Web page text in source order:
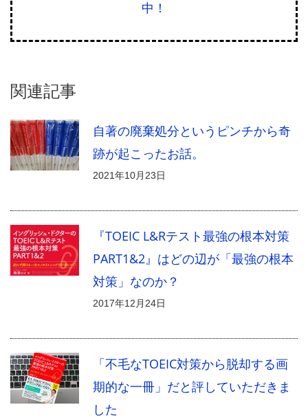
中！
関連記事
自著の廃棄処分というピンチから奇
跡が起こったお話。
2021年10月23日
『TOEIC L&Rテスト最強の根本対策
PART1&2』はどの辺が「最強の根本
対策」なのか？
2017年12月24日
「不毛なTOEIC対策から脱却する画
期的な一冊」だと評していただきま
した